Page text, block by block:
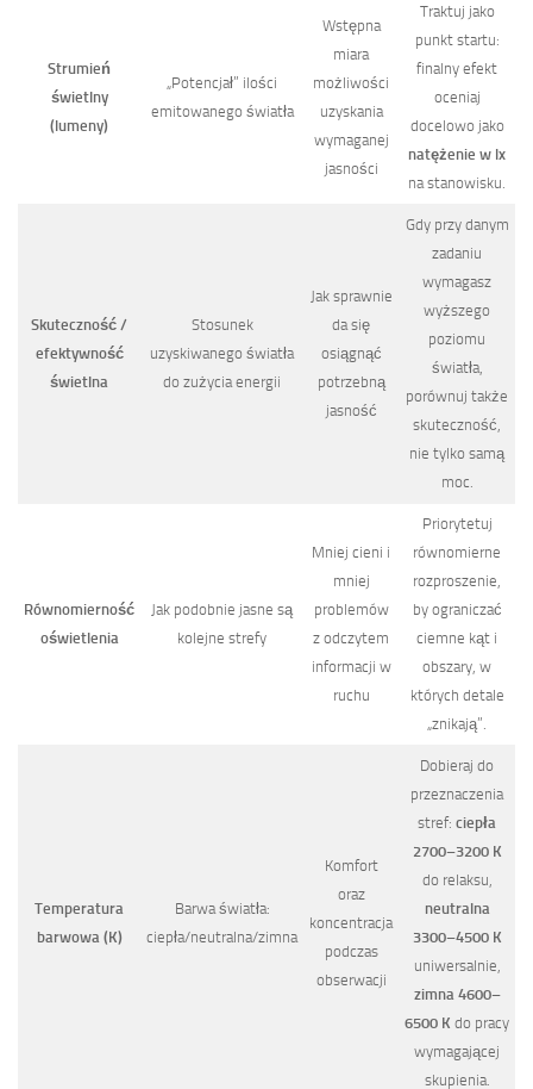
Strumień
świetlny
(lumeny)
„Potencjał” ilości
emitowanego światła
Wstępna
miara
możliwości
uzyskania
wymaganej
jasności
Traktuj jako
punkt startu:
finalny efekt
oceniaj
docelowo jako
natężenie w lx
na stanowisku.
Skuteczność /
efektywność
świetlna
Stosunek
uzyskiwanego światła
do zużycia energii
Jak sprawnie
da się
osiągnąć
potrzebną
jasność
Gdy przy danym
zadaniu
wymagasz
wyższego
poziomu
światła,
porównuj także
skuteczność,
nie tylko samą
moc.
Równomierność
oświetlenia
Jak podobnie jasne są
kolejne strefy
Mniej cieni i
mniej
problemów
z odczytem
informacji w
ruchu
Priorytetuj
równomierne
rozproszenie,
by ograniczać
ciemne kąt i
obszary, w
których detale
„znikają”.
Temperatura
barwowa (K)
Barwa światła:
ciepła/neutralna/zimna
Komfort
oraz
koncentracja
podczas
obserwacji
Dobieraj do
przeznaczenia
stref: ciepła
2700–3200 K
do relaksu,
neutralna
3300–4500 K
uniwersalnie,
zimna 4600–
6500 K do pracy
wymagającej
skupienia.